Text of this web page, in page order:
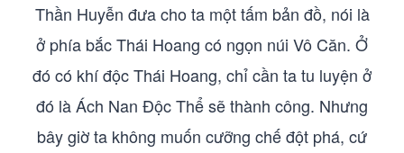
Thần Huyễn đưa cho ta một tấm bản đồ, nói là
ở phía bắc Thái Hoang có ngọn núi Vô Căn. Ở
đó có khí độc Thái Hoang, chỉ cần ta tu luyện ở
đó là Ách Nan Độc Thể sẽ thành công. Nhưng
bây giờ ta không muốn cưỡng chế đột phá, cứ